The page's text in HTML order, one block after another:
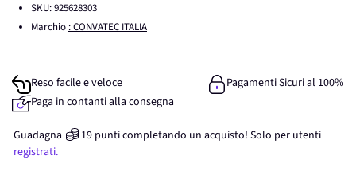
SKU:925628303
Marchio : CONVATEC ITALIA
Reso facile e veloce
Pagamenti Sicuri al 100%
Paga in contanti alla consegna
Guadagna 19 punticompletando un acquisto! Solo per utenti
registrati.